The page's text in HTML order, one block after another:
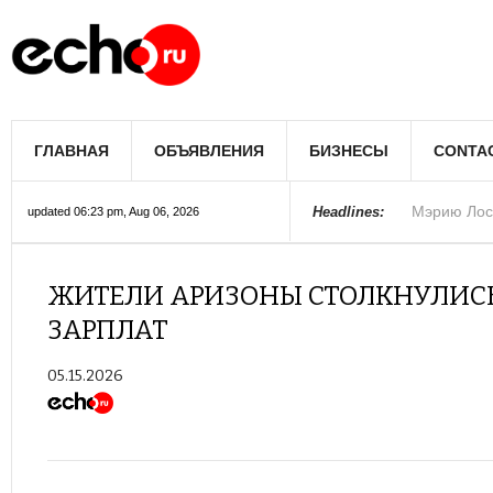
ГЛАВНАЯ ОБЪЯВЛЕНИЯ БИЗНЕСЫ
updated 06:23 pm, Aug 06, 2026 Headlines:
Мэрию
Более 300
В округе
Фермеры
В Лас-
Раскрыты
Ариана
Стало
В Госдуме
ЖИТЕЛИ АРИЗОНЫ
ЗАРПЛАТ
05.15.2026